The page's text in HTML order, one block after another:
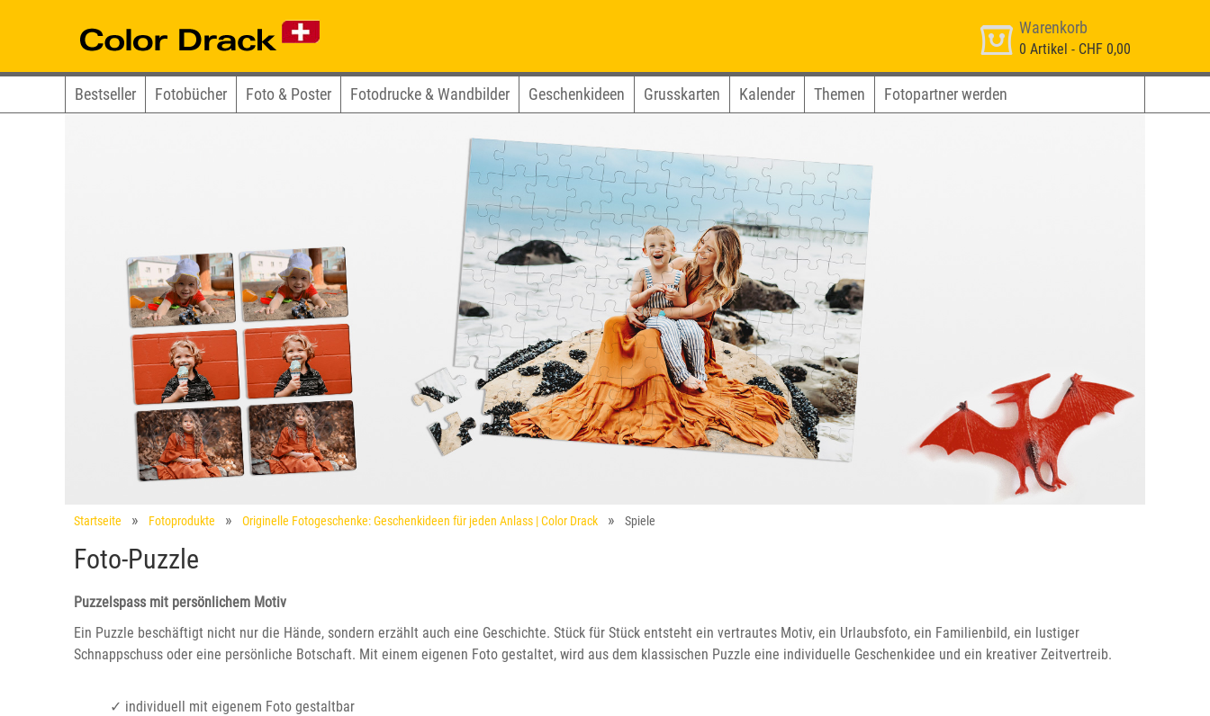
Warenkorb
0 Artikel - CHF 0,00
Bestseller Fotobücher Foto & Poster Fotodrucke & Wandbilder Geschenkideen Grusskarten Kalender Themen Fotopartner werden
Startseite Fotoprodukte Originelle Fotogeschenke: Geschenkideen für jeden Anlass | Color Drack Spiele
Foto-Puzzle
Puzzelspass mit persönlichem Motiv
Ein Puzzle beschäftigt nicht nur die Hände, sondern erzählt auch eine Geschichte. Stück für Stück entsteht ein vertrautes Motiv, ein Urlaubsfoto, ein Familienbild, ein lustiger
Schnappschuss oder eine persönliche Botschaft. Mit einem eigenen Foto gestaltet, wird aus dem klassischen Puzzle eine individuelle Geschenkidee und ein kreativer Zeitvertreib.
✓ individuell mit eigenem Foto gestaltbar